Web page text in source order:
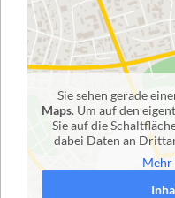
Sie sehen gerade
Maps. Um auf den
Sie auf die
dabei Daten an